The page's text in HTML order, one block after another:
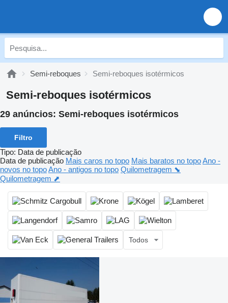
Semi-reboques Semi-reboques isotérmicos
Semi-reboques isotérmicos
29 anúncios: Semi-reboques isotérmicos
Filtro
Tipo: Data de publicação
Data de publicação Mais caros no topo Mais baratos no topoAno -
novos no topoAno - antigos no topo Quilometragem ⬊
Quilometragem ⬈
Todos